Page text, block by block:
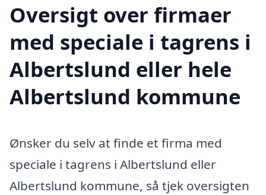
Oversigt over firmaer
med speciale i tagrens i
Albertslund eller hele
Albertslund kommune
Ønsker du selv at finde et firma med
speciale i tagrens i Albertslund eller
Albertslund kommune, så tjek oversigten